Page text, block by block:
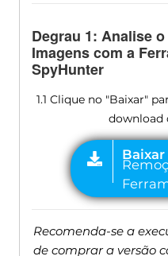
Degrau 1: Analise
Imagens com a
SpyHunter
1.1 Clique no "Baixar"
download
Recomenda-se a
de comprar a versão